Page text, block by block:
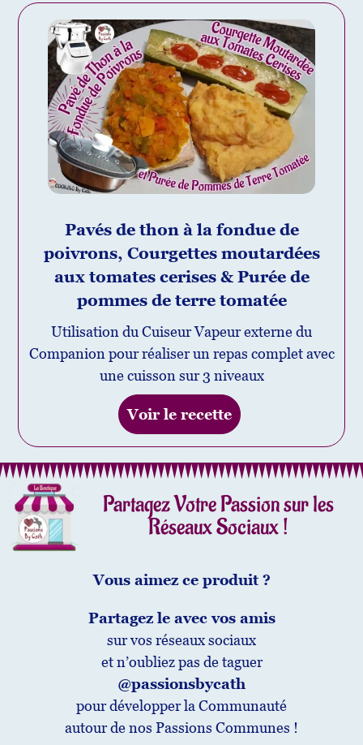
Pavés de thon à la fondue de
poivrons, Courgettes moutardées
aux tomates cerises & Purée de
pommes de terre tomatée
Utilisation du Cuiseur Vapeur externe du
Companion pour réaliser un repas complet avec
une cuisson sur 3 niveaux
Voir le recette
Partagez Votre Passion sur les
Réseaux Sociaux !
Vous aimez ce produit ?
Partagez le avec vos amis
sur vos réseaux sociaux
et n’oubliez pas de taguer
@passionsbycath
pour développer la Communauté
autour de nos Passions Communes !